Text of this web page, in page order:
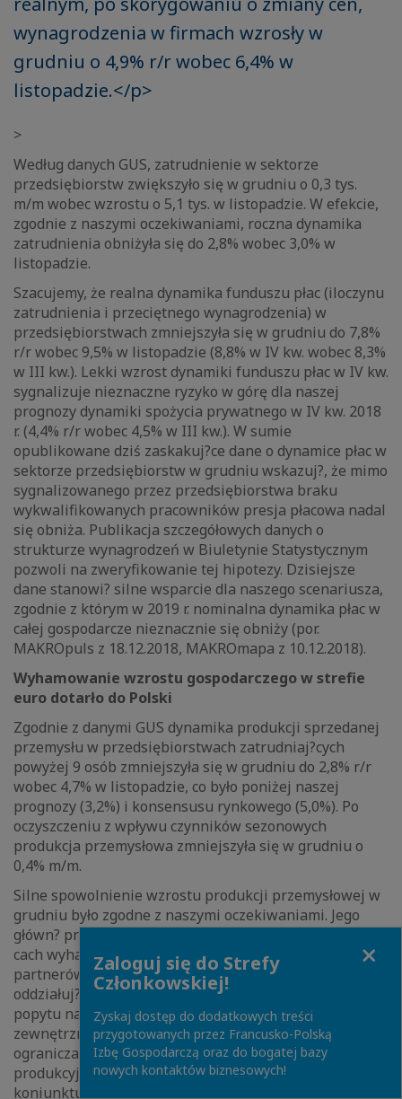
wynagrodzenia w firmach wzrosły w
grudniu o 4,9% r/r wobec 6,4% w
listopadzie.</p>
>
Według danych GUS, zatrudnienie w sektorze
przedsiębiorstw zwiększyło się w grudniu o 0,3 tys.
m/m wobec wzrostu o 5,1 tys. w listopadzie. W efekcie,
zgodnie z naszymi oczekiwaniami, roczna dynamika
zatrudnienia obniżyła się do 2,8% wobec 3,0% w
listopadzie.
Szacujemy, że realna dynamika funduszu płac (iloczynu
zatrudnienia i przeciętnego wynagrodzenia) w
przedsiębiorstwach zmniejszyła się w grudniu do 7,8%
r/r wobec 9,5% w listopadzie (8,8% w IV kw. wobec 8,3%
w III kw.). Lekki wzrost dynamiki funduszu płac w IV kw.
sygnalizuje nieznaczne ryzyko w górę dla naszej
prognozy dynamiki spożycia prywatnego w IV kw. 2018
r. (4,4% r/r wobec 4,5% w III kw.). W sumie
opublikowane dziś zaskakuj?ce dane o dynamice płac w
sektorze przedsiębiorstw w grudniu wskazuj?, że mimo
sygnalizowanego przez przedsiębiorstwa braku
wykwalifikowanych pracowników presja płacowa nadal
się obniża. Publikacja szczegółowych danych o
strukturze wynagrodzeń w Biuletynie Statystycznym
pozwoli na zweryfikowanie tej hipotezy. Dzisiejsze
dane stanowi? silne wsparcie dla naszego scenariusza,
zgodnie z którym w 2019 r. nominalna dynamika płac w
całej gospodarcze nieznacznie się obniży (por.
MAKROpuls z 18.12.2018, MAKROmapa z 10.12.2018).
Wyhamowanie wzrostu gospodarczego w strefie
euro dotarło do Polski
Zgodnie z danymi GUS dynamika produkcji sprzedanej
przemysłu w przedsiębiorstwach zatrudniaj?cych
powyżej 9 osób zmniejszyła się w grudniu do 2,8% r/r
wobec 4,7% w listopadzie, co było poniżej naszej
prognozy (3,2%) i konsensusu rynkowego (5,0%). Po
oczyszczeniu z wpływu czynników sezonowych
produkcja przemysłowa zmniejszyła się w grudniu o
0,4% m/m.
Silne spowolnienie wzrostu produkcji przemysłowej w
grudniu było zgodne z naszymi oczekiwaniami. Jego
główn? przyczyn? było odnotowane w ostatnich miesi?
cach wyhamowanie wzrostu gospodarczego u głównych
partnerów handlowych (w Niemczech i strefie euro),
oddziałuj?ce w kierunku wyraźnego zmniejszenia
popytu na polski eksport. Wpływ zmniejszenia popytu
zewnętrznego na produkcję był przez pewien czas
ograniczany poprzez bufor w postaci zaległości
produkcyjnych w polskim przetwórstwie. Wyniki badań
koniunktury wskazuj? jednak, że bufor ten wyczerpał
Zaloguj się do Strefy
Członkowskiej!
Zyskaj dostęp do dodatkowych treści
przygotowanych przez Francusko-Polską
Izbę Gospodarczą oraz do bogatej bazy
nowych kontaktów biznesowych!